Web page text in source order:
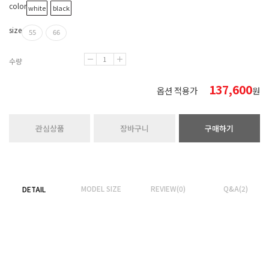
colorwhite black
size 55 66
수량
옵션 적용가 137,600원
관심상품 장바구니 구매하기
DETAIL MODEL SIZE REVIEW(0) Q&A(2)